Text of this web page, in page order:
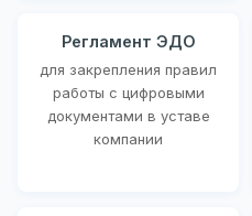
Регламент ЭДО
для закрепления правил
работы с цифровыми
документами в уставе
компании